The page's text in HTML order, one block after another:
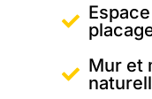
Mur et